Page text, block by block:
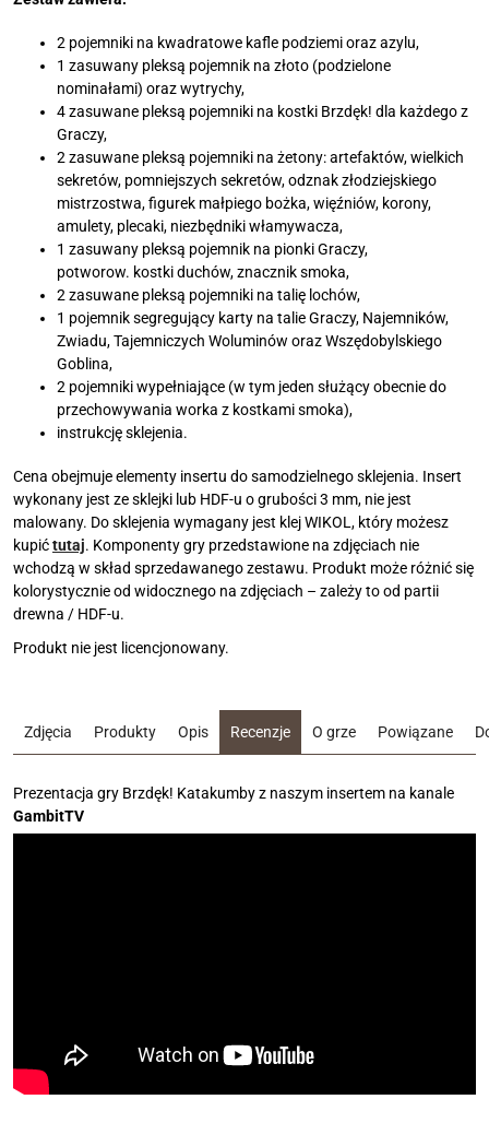
2 pojemniki na kwadratowe kafle podziemi oraz azylu,
1 zasuwany pleksą pojemnik na złoto (podzielone
nominałami) oraz wytrychy,
4 zasuwane pleksą pojemniki na kostki Brzdęk! dla każdego z
Graczy,
2 zasuwane pleksą pojemniki na żetony: artefaktów, wielkich
sekretów, pomniejszych sekretów, odznak złodziejskiego
mistrzostwa, figurek małpiego bożka, więźniów, korony,
amulety, plecaki, niezbędniki włamywacza,
1 zasuwany pleksą pojemnik na pionki Graczy,
potworow. kostki duchów, znacznik smoka,
2 zasuwane pleksą pojemniki na talię lochów,
1 pojemnik segregujący karty na talie Graczy, Najemników,
Zwiadu, Tajemniczych Woluminów oraz Wszędobylskiego
Goblina,
2 pojemniki wypełniające (w tym jeden służący obecnie do
przechowywania worka z kostkami smoka),
instrukcję sklejenia.
Cena obejmuje elementy insertu do samodzielnego sklejenia. Insert
wykonany jest ze sklejki lub HDF-u o grubości 3 mm, nie jest
malowany. Do sklejenia wymagany jest klej WIKOL, który możesz
kupićtutaj. Komponenty gry przedstawione na zdjęciach nie
wchodzą w skład sprzedawanego zestawu. Produkt może różnić się
kolorystycznie od widocznego na zdjęciach – zależy to od partii
drewna / HDF-u.
Produkt nie jest licencjonowany.
Zdjęcia Produkty Opis Recenzje O grze Powiązane
Prezentacja gry Brzdęk! Katakumby z naszym insertem na kanale
GambitTV